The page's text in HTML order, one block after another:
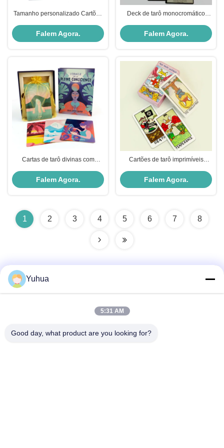
Tamanho personalizado Cartões
Meio Ambiente Com Guia
Falem Agora.
Deck de tarô monocromático
ecológico e design portátil para
uso personalizado
Falem Agora.
Cartas de tarô divinas com
carimbo dourado, tampa e caixa
Falem Agora.
Cartões de tarô imprimíveis
personalizado e guia incluído
Falem Agora.
1 2 3 4 5 6 7 8
Guangdong Yuhua Playing Cards Co., Ltd. Adicionar: No. 26
Yuhua
5:31 AM
Good day, what product are you looking for?